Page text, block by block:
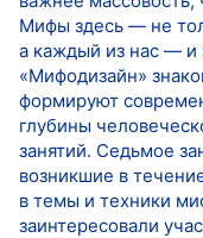
Мифы здесь — не
а каждый из нас — и
«Мифодизайн»
формируют
глубины
занятий. Седьмое
возникшие в
в темы и техники
заинтересовали